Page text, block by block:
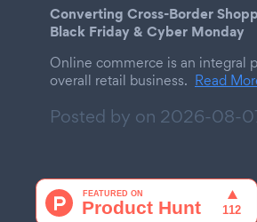
Converting Cross-Border
Black Friday & Cyber Monday
Online commerce is an integral
overall retail business. Read
Posted by on 2026-08-